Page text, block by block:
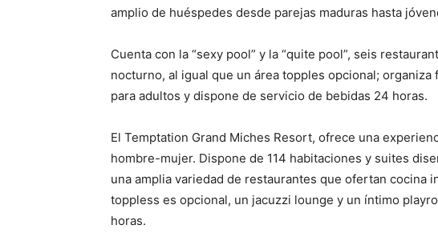
amplio de huéspedes desde parejas maduras hasta
Cuenta con la “sexy pool” y la “quite pool”, seis
nocturno, al igual que un área topples opcional;
para adultos y dispone de servicio de bebidas 24 horas.
El Temptation Grand Miches Resort, ofrece una
hombre-mujer. Dispone de 114 habitaciones y suites
una amplia variedad de restaurantes que ofertan cocina
toppless es opcional, un jacuzzi lounge y un íntimo
horas.